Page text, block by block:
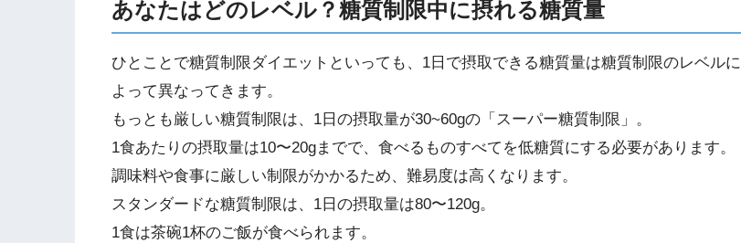
あなたはどのレベル？糖質制限中に摂れる糖質量
ひとことで糖質制限ダイエットといっても、1日で摂取できる糖質量は糖質制限のレベルに
よって異なってきます。
もっとも厳しい糖質制限は、1日の摂取量が30~60gの「スーパー糖質制限」。
1食あたりの摂取量は10〜20gまでで、食べるものすべてを低糖質にする必要があります。
調味料や食事に厳しい制限がかかるため、難易度は高くなります。
スタンダードな糖質制限は、1日の摂取量は80〜120g。
1食は茶碗1杯のご飯が食べられます。